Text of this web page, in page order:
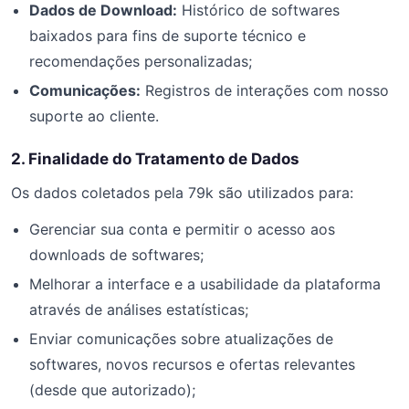
Dados de Download: Histórico de softwares
baixados para fins de suporte técnico e
recomendações personalizadas;
Comunicações: Registros de interações com nosso
suporte ao cliente.
2. Finalidade do Tratamento de Dados
Os dados coletados pela 79k são utilizados para:
Gerenciar sua conta e permitir o acesso aos
downloads de softwares;
Melhorar a interface e a usabilidade da plataforma
através de análises estatísticas;
Enviar comunicações sobre atualizações de
softwares, novos recursos e ofertas relevantes
(desde que autorizado);